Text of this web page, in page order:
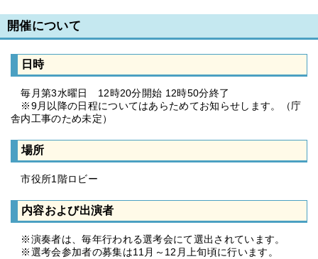
開催について
日時
毎月第3水曜日 12時20分開始 12時50分終了
※9月以降の日程についてはあらためてお知らせします。（庁
舎内工事のため未定）
場所
市役所1階ロビー
内容および出演者
※演奏者は、毎年行われる選考会にて選出されています。
※選考会参加者の募集は11月～12月上旬頃に行います。